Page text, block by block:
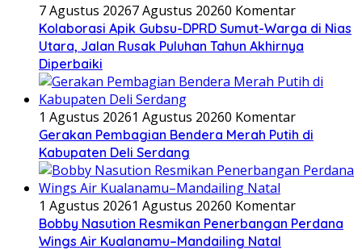
7 Agustus 20267 Agustus 20260 Komentar
Kolaborasi Apik Gubsu-DPRD Sumut-Warga di Nias
Utara, Jalan Rusak Puluhan Tahun Akhirnya
Diperbaiki
1 Agustus 20261 Agustus 20260 Komentar
Gerakan Pembagian Bendera Merah Putih di
Kabupaten Deli Serdang
1 Agustus 20261 Agustus 20260 Komentar
Bobby Nasution Resmikan Penerbangan Perdana
Wings Air Kualanamu–Mandailing Natal